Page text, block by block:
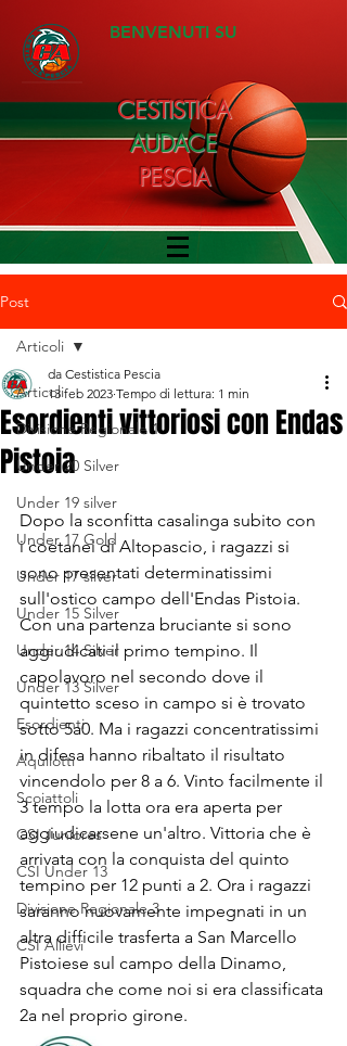
BENVENUTI SU
CESTISTICA
AUDACE
PESCIA
Post
Articoli
Divisione Regionale 1
Under 20 Silver
Under 19 silver
Under 17 Gold
Under 17 silver
Under 15 Silver
Under 14 Silver
Under 13 Silver
Esordienti
Aquilotti
Scoiattoli
CSI Juniores
CSI Under 13
Divisione Regionale 3
CSI Allievi
Articoli
Esordienti vittoriosi con Endas
Pistoia
da Cestistica Pescia
13 feb 2023 Tempo di lettura: 1 min
Dopo la sconfitta casalinga subito con
i coetanei di Altopascio, i ragazzi si
sono presentati determinatissimi
sull'ostico campo dell'Endas Pistoia.
Con una partenza bruciante si sono
aggiudicati il primo tempino. Il
capolavoro nel secondo dove il
quintetto sceso in campo si è trovato
sotto 5a0. Ma i ragazzi concentratissimi
in difesa hanno ribaltato il risultato
vincendolo per 8 a 6. Vinto facilmente il
3 tempo la lotta ora era aperta per
aggiudicarsene un'altro. Vittoria che è
arrivata con la conquista del quinto
tempino per 12 punti a 2. Ora i ragazzi
saranno nuovamente impegnati in un
altra difficile trasferta a San Marcello
Pistoiese sul campo della Dinamo,
squadra che come noi si era classificata
2a nel proprio girone.